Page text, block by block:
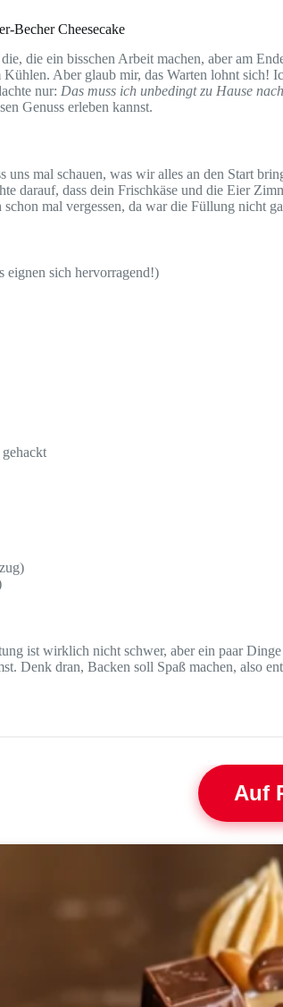
Becher Cheesecake
die ein bisschen Arbeit machen, aber am
Aber glaub mir, das Warten lohnt sich!
nur: Das muss ich unbedingt zu Hause
Genuss erleben kannst.
mal schauen, was wir alles an den Start
darauf, dass dein Frischkäse und die Eier
mal vergessen, da war die Füllung nicht
eignen sich hervorragend!)
gehackt
ist wirklich nicht schwer, aber ein paar
Denk dran, Backen soll Spaß machen, also
Auf